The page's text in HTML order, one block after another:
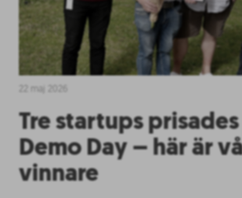
Tre startups
Demo Day – här är
vinnare